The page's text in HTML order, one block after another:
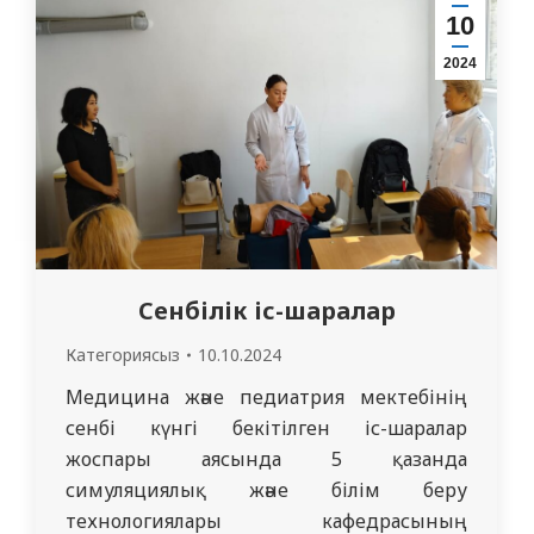
орталығының базасында, балалар
жұқпалы аурулары кафедрасында
“Балалардағы тұмау және ЖРВИ. Маймыл
шешегі” семинары өтті. Семинардың
тыңдаушылары…
10
2024
Сенбілік іс-шаралар
Категориясыз 10.10.2024
Медицина және педиатрия мектебінің
сенбі күнгі бекітілген іс-шаралар
жоспары аясында 5 қазанда
симуляциялық және білім беру
технологиялары кафедрасының